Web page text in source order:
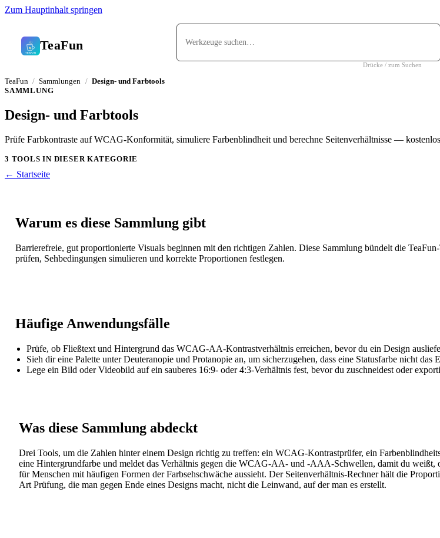
Zum Hauptinhalt springen
TeaFun
Drücke / zum Suchen
TeaFun Sammlungen
Design- und Farbtools
SAMMLUNG
Design- und Farbtools
Prüfe Farbkontraste auf WCAG-Konformität, simuliere Farbenblindheit und berechne Seitenverhältnisse —
3 TOOLS IN DIESER KATEGORIE
← Startseite
Warum es diese Sammlung gibt
Barrierefreie, gut proportionierte Visuals beginnen mit den richtigen Zahlen. Diese Sammlung bündelt die
prüfen, Sehbedingungen simulieren und korrekte Proportionen festlegen.
Häufige Anwendungsfälle
Prüfe, ob Fließtext und Hintergrund das WCAG-AA-Kontrastverhältnis erreichen, bevor du ein Design
Sieh dir eine Palette unter Deuteranopie und Protanopie an, um sicherzugehen, dass eine Statusfarbe nicht das
Lege ein Bild oder Videobild auf ein sauberes 16:9- oder 4:3-Verhältnis fest, bevor du zuschneidest oder
Was diese Sammlung abdeckt
Drei Tools, um die Zahlen hinter einem Design richtig zu treffen: ein WCAG-Kontrastprüfer, ein
eine Hintergrundfarbe und meldet das Verhältnis gegen die WCAG-AA- und -AAA-Schwellen, damit du weißt,
für Menschen mit häufigen Formen der Farbsehschwäche aussieht. Der Seitenverhältnis-Rechner hält die
Art Prüfung, die man gegen Ende eines Designs macht, nicht die Leinwand, auf der man es erstellt.